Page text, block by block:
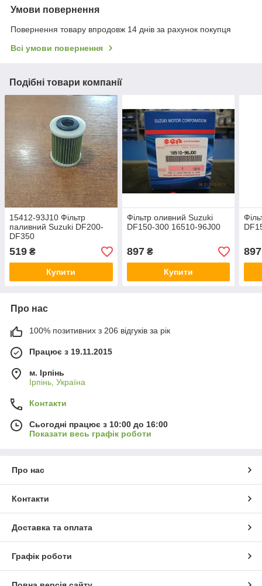
Умови повернення
Повернення товару впродовж 14 днів за рахунок покупця
Всі умови повернення
Подібні товари компанії
15412-93J10 Фільтр
паливний Suzuki DF200-
DF350
519 ₴
Купити
Фільтр оливний Suzuki
DF150-300 16510-96J00
897₴
Купити
897
Про нас
100% позитивних з 206 відгуків за рік
Працює з 19.11.2015
м. Ірпінь
Ірпінь, Україна
Контакти
Сьогодні працює з 10:00 до 16:00
Показати весь графік роботи
Про нас
Контакти
Доставка та оплата
Графік роботи